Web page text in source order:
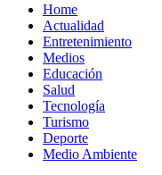
Home
Actualidad
Entretenimiento
Medios
Educación
Salud
Tecnología
Turismo
Deporte
Medio Ambiente